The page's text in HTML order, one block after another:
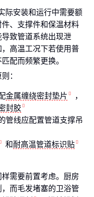
际安装和运行中需要额
、支撑件和保温材料
致管道系统出现泄
高温工况下若使用普
配而频繁更换。
：
金属缠绕密封垫片
，
封胶
管线应配置管道支撑吊
和耐高温管道标识贴
需要前置考虑。厨房
而毛发堵塞的卫浴管